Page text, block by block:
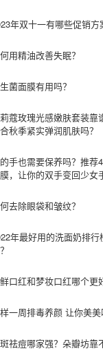
年双十一有哪些促销方
用精油改善失眠？
菌面膜有用吗？
蔻玫瑰光感嫩肤套装靠
秋季紧实弹润肌肤吗？
手也需要保养吗？推荐
，让你的双手变回少女
去除眼袋和皱纹？
年最好用的洗面奶排行
口红和梦妆口红哪个更
一周排毒养颜 让你美美
祛痘哪家强？朵瓣坊靠